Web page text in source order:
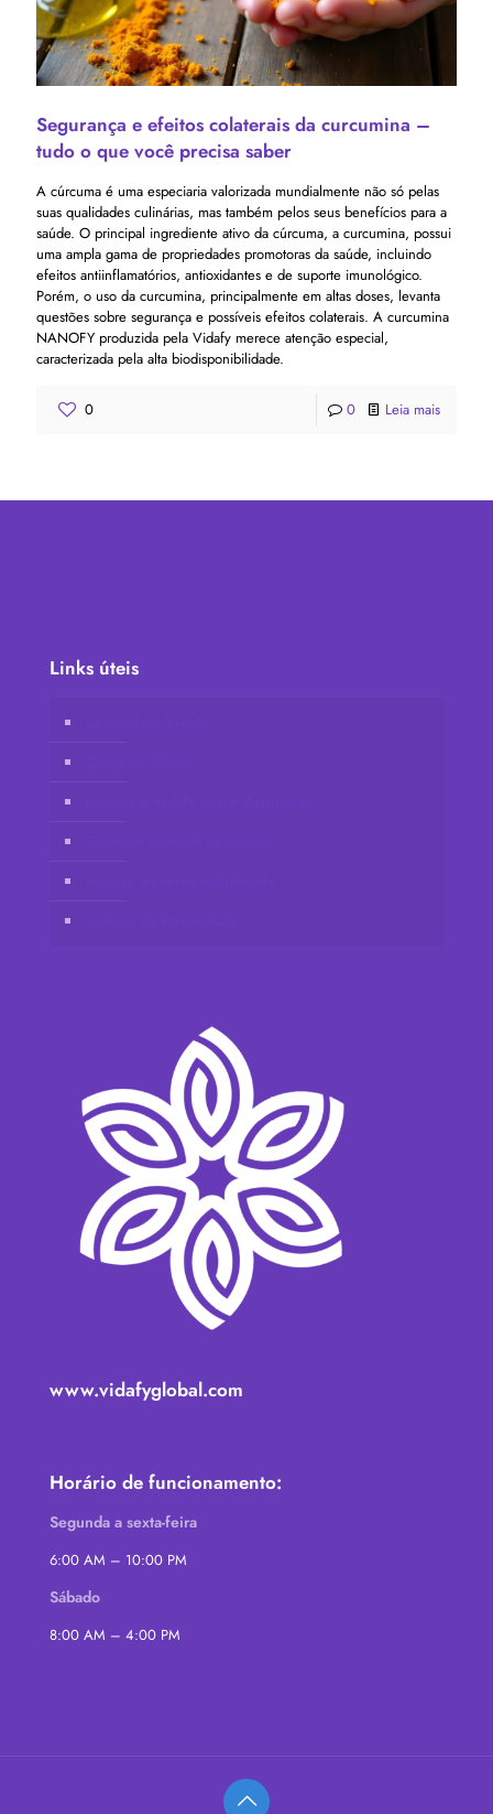
Segurança e efeitos colaterais da curcumina –
tudo o que você precisa saber
A cúrcuma é uma especiaria valorizada mundialmente não só pelas
suas qualidades culinárias, mas também pelos seus benefícios para a
saúde. O principal ingrediente ativo da cúrcuma, a curcumina, possui
uma ampla gama de propriedades promotoras da saúde, incluindo
efeitos antiinflamatórios, antioxidantes e de suporte imunológico.
Porém, o uso da curcumina, principalmente em altas doses, levanta
questões sobre segurança e possíveis efeitos colaterais. A curcumina
NANOFY produzida pela Vidafy merece atenção especial,
caracterizada pela alta biodisponibilidade.
0 0 Leia mais
Links úteis
www.vidafyglobal.com
Horário de funcionamento:
Segunda a sexta-feira
6:00 AM – 10:00 PM
Sábado
8:00 AM – 4:00 PM